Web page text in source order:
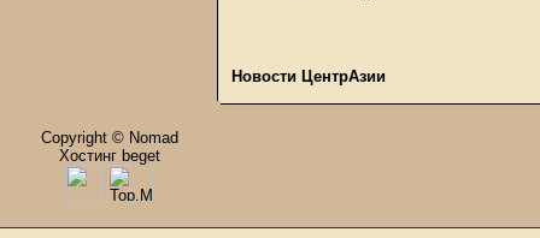
Новости ЦентрАзии
Copyright © Nomad
Хостинг beget